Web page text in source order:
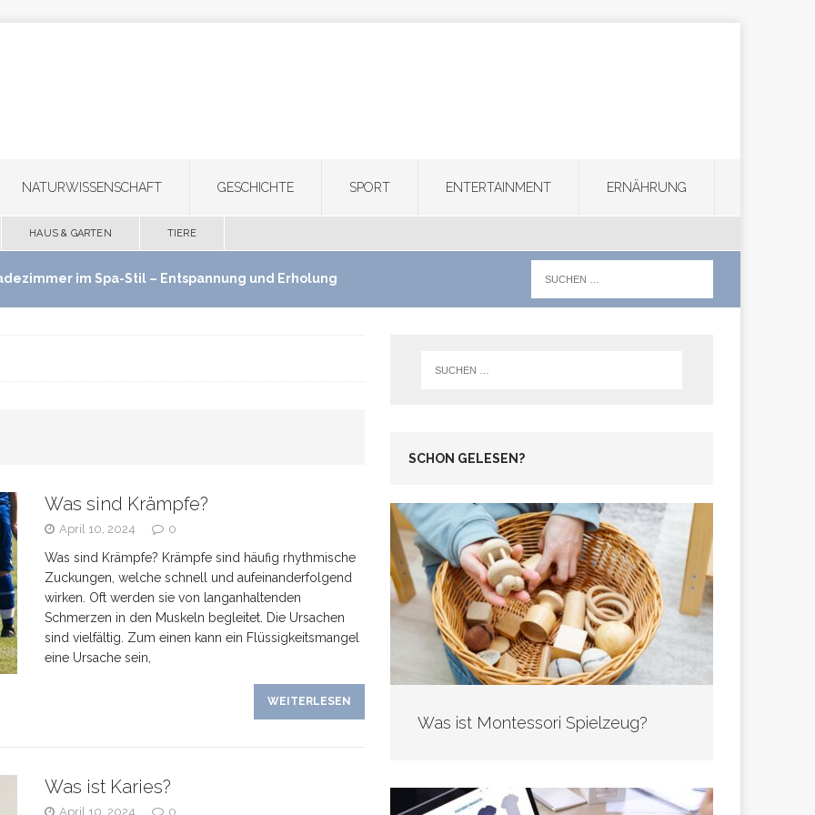
NATURWISSENSCHAFT GESCHICHTE SPORT ENTERTAINMENT ERNÄHRUNG
HAUS & GARTEN TIERE
im Spa-Stil – Entspannung und Erholung
schaffen HAUS & GARTEN
Banken verschweigen –
bei Tagesgeldangeboten richtig deuten
Marketing trifft Offline-Präsenz: Synergien
Wenn der Hund plötzlich „schwierig“ wird: Häufige
Was sind Krämpfe?
April 10, 2024 0
Was sind Krämpfe? Krämpfe sind häufig rhythmische
Zuckungen, welche schnell und aufeinanderfolgend
wirken. Oft werden sie von langanhaltenden
Schmerzen in den Muskeln begleitet. Die Ursachen
sind vielfältig. Zum einen kann ein Flüssigkeitsmangel
eine Ursache sein,
WEITERLESEN
Was ist Karies?
April 10, 2024 0
SCHON GELESEN?
Was ist Montessori Spielzeug?